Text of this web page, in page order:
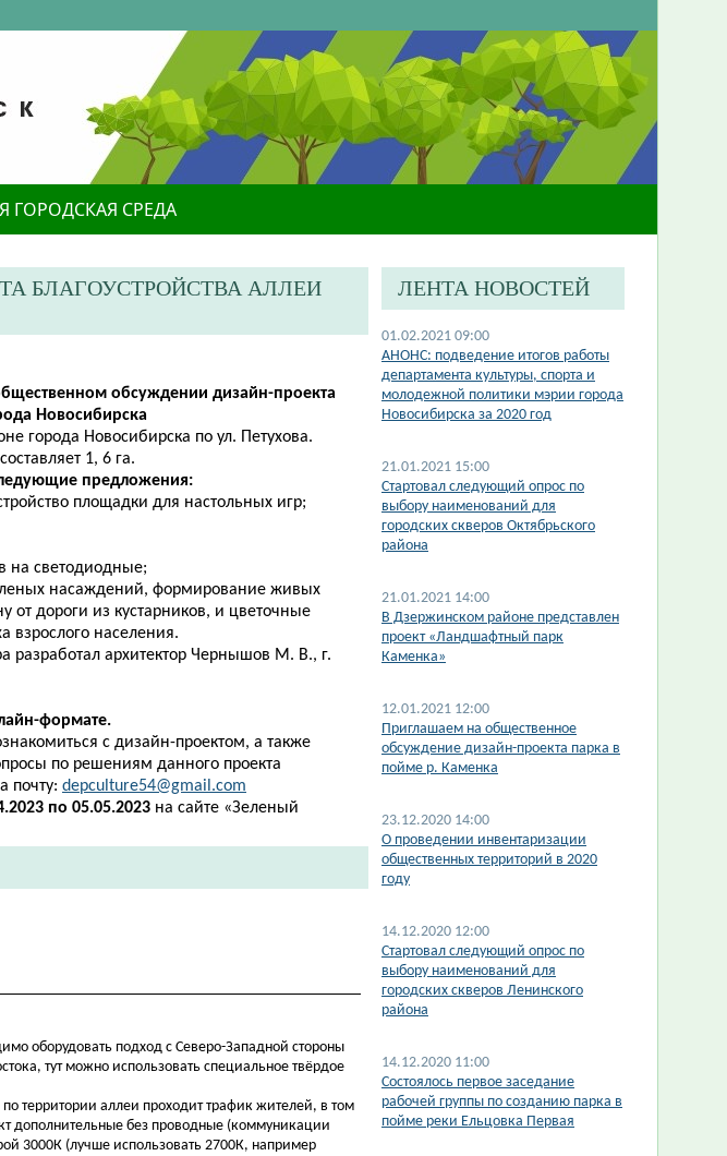
ГОРОДСКАЯ СРЕДА
БЛАГОУСТРОЙСТВА АЛЛЕИ
обсуждении дизайн-проекта
Новосибирска
города Новосибирска по ул. Петухова.
1, 6 га.
предложения:
площадки для настольных игр;
на светодиодные;
насаждений, формирование живых
от дороги из кустарников, и цветочные
взрослого населения.
разработал архитектор Чернышов М. В., г.
формате.
с дизайн-проектом, а также
по решениям данного проекта
почту: depculture54@gmail.com
по 05.05.2023 на сайте «Зеленый
оборудовать подход с Северо-Западной стороны
тут можно использовать специальное твёрдое
территории аллеи проходит трафик жителей, в том
дополнительные без проводные (коммуникации
3000К (лучше использовать 2700К, например
ЛЕНТА НОВОСТЕЙ
01.02.2021 09:00
АНОНС: подведение итогов работы
департамента культуры, спорта и
молодежной политики мэрии города
Новосибирска за 2020 год
21.01.2021 15:00
Стартовал следующий опрос по
выбору наименований для
городских скверов Октябрьского
района
21.01.2021 14:00
​В Дзержинском районе представлен
проект «Ландшафтный парк
Каменка»
12.01.2021 12:00
Приглашаем на общественное
обсуждение дизайн-проекта парка в
пойме р. Каменка
23.12.2020 14:00
О проведении инвентаризации
общественных территорий в 2020
году
14.12.2020 12:00
Стартовал следующий опрос по
выбору наименований для
городских скверов Ленинского
района
14.12.2020 11:00
Состоялось первое заседание
рабочей группы по созданию парка в
пойме реки Ельцовка Первая